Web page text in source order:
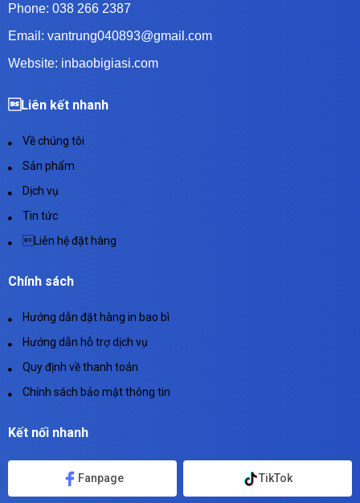
Phone: 038 266 2387
Email: vantrung040893@gmail.com
Website: inbaobigiasi.com
Liên kết nhanh
Về chúng tôi
Sản phẩm
Dịch vụ
Tin tức
Liên hệ đặt hàng
Chính sách
Hướng dẫn đặt hàng in bao bì
Hướng dẫn hỗ trợ dịch vụ
Quy định về thanh toán
Chính sách bảo mật thông tin
Kết nối nhanh
Fanpage TikTok